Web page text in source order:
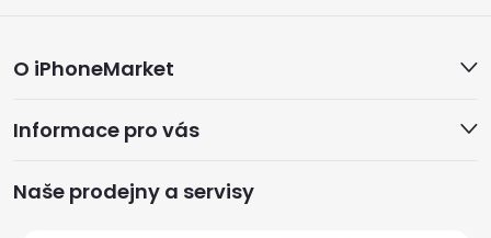
á
p
a
O iPhoneMarket
Informace pro vás
Naše prodejny a servisy